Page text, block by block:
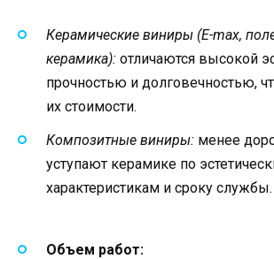
Керамические виниры (E-max,
керамика): отличаются высокой
прочностью и долговечностью,
их стоимости.
Композитные виниры: менее
уступают керамике по
характеристикам и сроку службы.
Объем работ: